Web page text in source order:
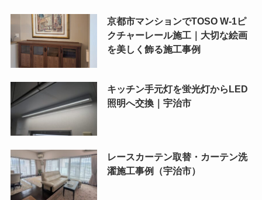
京都市マンションでTOSO W-1ピ
クチャーレール施工｜大切な絵画
を美しく飾る施工事例
キッチン手元灯を蛍光灯からLED
照明へ交換｜宇治市
レースカーテン取替・カーテン洗
濯施工事例（宇治市）